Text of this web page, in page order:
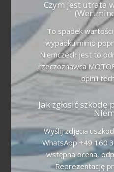
Czym jest utrata
To spadek
wypadku mimo
Niemczech jest to
rzeczoznawca
opinii
Jak zgłosić szkodę
Wyślij zdjęcia
WhatsApp +49 160
wstępna ocena,
Reprezentację